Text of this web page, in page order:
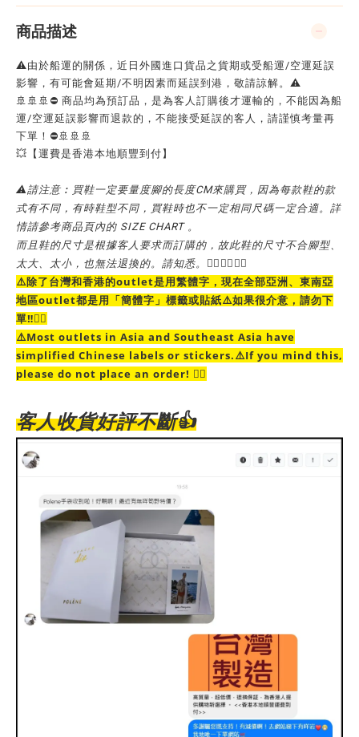
商品描述
⚠️由於船運的關係，近日外國進口貨品之貨期或受船運/空運延誤
影響，有可能會延期/不明因素而延誤到港，敬請諒解。⚠️
🚢🚢🚢⛔ 商品均為預訂品，是為客人訂購後才運輸的，不能因為船
運/空運延誤影響而退款的，不能接受延誤的客人，請謹慎考量再
下單！⛔🚢🚢🚢
💥【運費是香港本地順豐到付】
⚠請注意︰買鞋一定要量度腳的長度CM來購買，因為每款鞋的款
式有不同，有時鞋型不同，買鞋時也不一定相同尺碼一定合適。詳
情請參考商品頁內的 SIZE CHART 。
而且鞋的尺寸是根據客人要求而訂購的，故此鞋的尺寸不合腳型、
太大、太小，也無法退換的。請知悉。🙇‍♀️🙇‍♀️🙇‍♀️
⚠️除了台灣和香港的outlet是用繁體字，現在全部亞洲、東南亞
地區outlet都是用「簡體字」 標籤或貼紙⚠️如果很介意，請勿下
單‼️🙇‍♀️
⚠️Most outlets in Asia and Southeast Asia have
simplified Chinese labels or stickers.⚠️If you mind this,
please do not place an order! 🙇‍♀️
客人收貨好評不斷👍